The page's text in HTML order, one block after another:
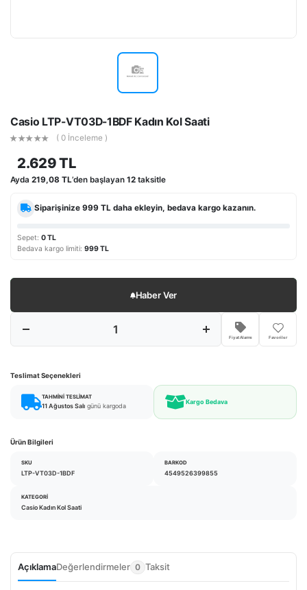
Casio LTP-VT03D-1BDF Kadın Kol Saati
( 0 İnceleme )
2.629 TL
Ayda 219,08 TL’den başlayan 12 taksitle
Siparişinize999 TL daha ekleyin, bedava kargo kazanın.
Sepet: 0 TL
Bedava kargo limiti: 999 TL
Haber Ver
Fiyat Alarmı Favoriler
Teslimat Seçenekleri
TAHMINI TESLIMAT
11 Ağustos Salı günü kargoda
Kargo Bedava
Ürün Bilgileri
SKU
LTP-VT03D-1BDF
BARKOD
4549526399855
KATEGORI
Casio Kadın Kol Saati
AçıklamaDeğerlendirmeler 0 Taksit